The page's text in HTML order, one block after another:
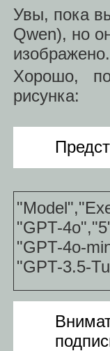
Увы, пока
Qwen), но
Хорошо,
рисунка:
"GPT-
"GPT-4o-
"GPT-3.5-